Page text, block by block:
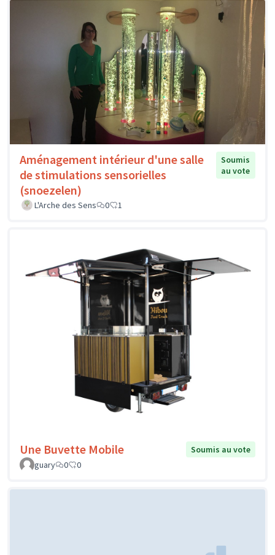
Aménagement intérieur d'une salle
de stimulations sensorielles
(snoezelen)
Soumis
au vote
L'Arche des Sens 0 1
Une Buvette Mobile
Soumis au vote
guary
0 0